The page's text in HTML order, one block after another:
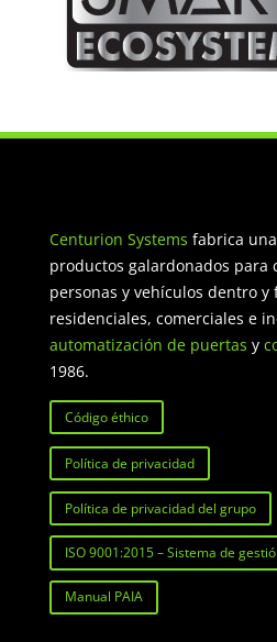
Centurion Systems fabrica
productos galardonados para
personas y vehículos dentro
residenciales, comerciales e
automatización de puertas y
1986.
Código éthico
Política de privacidad
Política de privacidad del grupo
ISO 9001:2015 – Sistema de
Manual PAIA